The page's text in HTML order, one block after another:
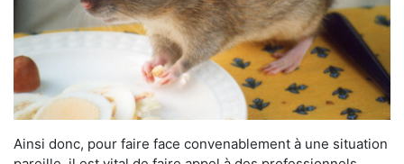
Ainsi donc, pour faire face convenablement à une situation